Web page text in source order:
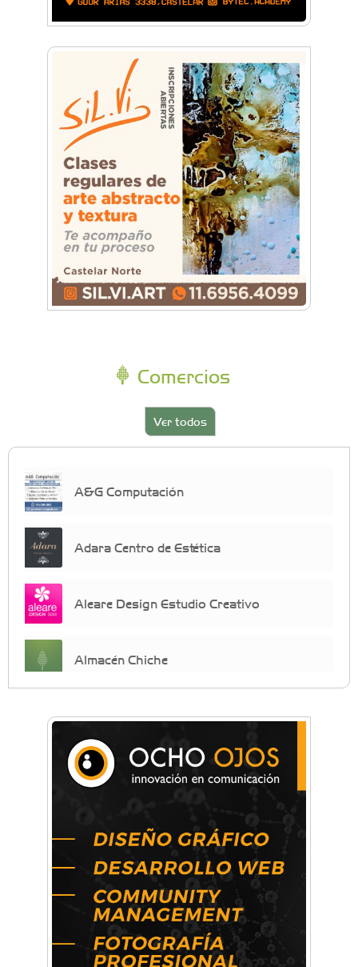
Comercios
Ver todos
A&G Computación
Adara Centro de Estética
Aleare Design Estudio Creativo
Almacén Chiche
crecimiento personal
Arq. Horacio Alejandro Sánchez
Artística ApasionArte
Artística Veral